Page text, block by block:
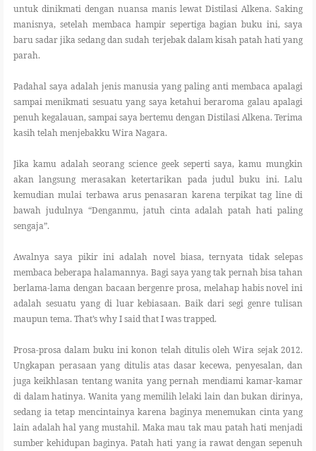
untuk dinikmati dengan nuansa manis lewat Distilasi Alkena. Saking
manisnya, setelah membaca hampir sepertiga bagian buku ini, saya
baru sadar jika sedang dan sudah terjebak dalam kisah patah hati yang
parah.
Padahal saya adalah jenis manusia yang paling anti membaca apalagi
sampai menikmati sesuatu yang saya ketahui beraroma galau apalagi
penuh kegalauan, sampai saya bertemu dengan Distilasi Alkena. Terima
kasih telah menjebakku Wira Nagara.
Jika kamu adalah seorang science geek seperti saya, kamu mungkin
akan langsung merasakan ketertarikan pada judul buku ini. Lalu
kemudian mulai terbawa arus penasaran karena terpikat tag line di
bawah judulnya “Denganmu, jatuh cinta adalah patah hati paling
sengaja”.
Awalnya saya pikir ini adalah novel biasa, ternyata tidak selepas
membaca beberapa halamannya. Bagi saya yang tak pernah bisa tahan
berlama-lama dengan bacaan bergenre prosa, melahap habis novel ini
adalah sesuatu yang di luar kebiasaan. Baik dari segi genre tulisan
maupun tema. That’s why I said that I was trapped.
Prosa-prosa dalam buku ini konon telah ditulis oleh Wira sejak 2012.
Ungkapan perasaan yang ditulis atas dasar kecewa, penyesalan, dan
juga keikhlasan tentang wanita yang pernah mendiami kamar-kamar
di dalam hatinya. Wanita yang memilih lelaki lain dan bukan dirinya,
sedang ia tetap mencintainya karena baginya menemukan cinta yang
lain adalah hal yang mustahil. Maka mau tak mau patah hati menjadi
sumber kehidupan baginya. Patah hati yang ia rawat dengan sepenuh